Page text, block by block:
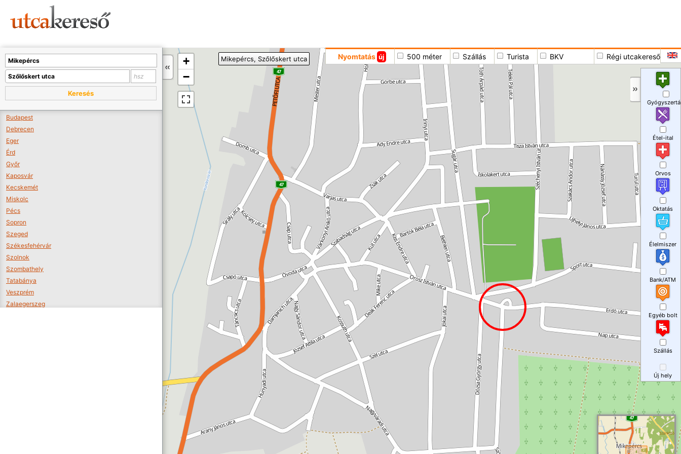
+
−
Nyomtatás új 500 méter Szállás Turista BKV Régi utcakereső
Mikepércs, Szőlőskert utca
Keresés
Budapest
Debrecen
Eger
Érd
Győr
Kaposvár
Kecskemét
Miskolc
Pécs
Sopron
Szeged
Székesfehérvár
Szolnok
Szombathely
Tatabánya
Veszprém
Zalaegerszeg
Étel-ital
Orvos
Oktatás
Élelmiszer
Bank/ATM
Egyéb bolt
Szállás
Új hely
A térképet kicsinyíteni kell, hogy látszódjanak a boltok.
Boltok látszódjanak >>